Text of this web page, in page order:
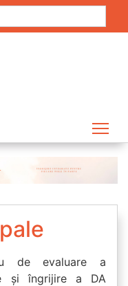
de evaluare a
și îngrijire a DA